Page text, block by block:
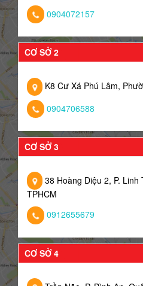
0904072157
CƠ SỞ 2
K8 Cư Xá Phú Lâm,
0904706588
CƠ SỞ 3
38 Hoàng Diệu 2, P.
TPHCM
0912655679
CƠ SỞ 4